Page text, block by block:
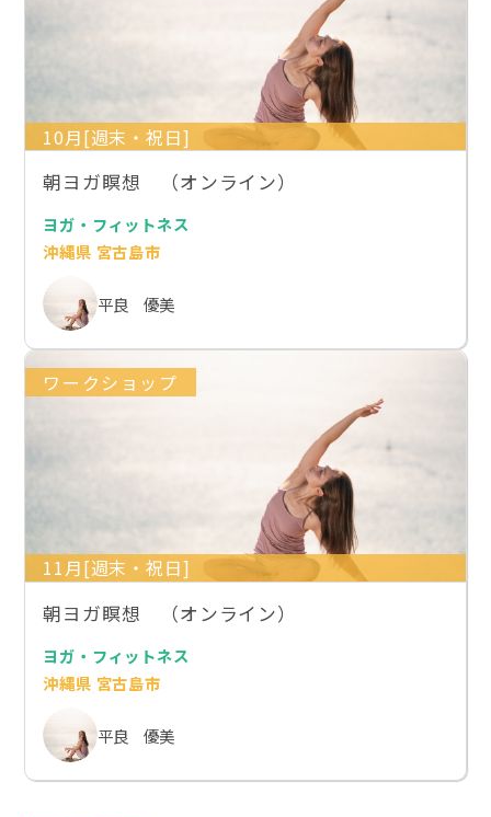
10月[週末・祝日]
朝ヨガ瞑想 （オンライン）
ヨガ・フィットネス
沖縄県 宮古島市
平良 優美
ワークショップ
11月[週末・祝日]
朝ヨガ瞑想 （オンライン）
ヨガ・フィットネス
沖縄県 宮古島市
平良 優美